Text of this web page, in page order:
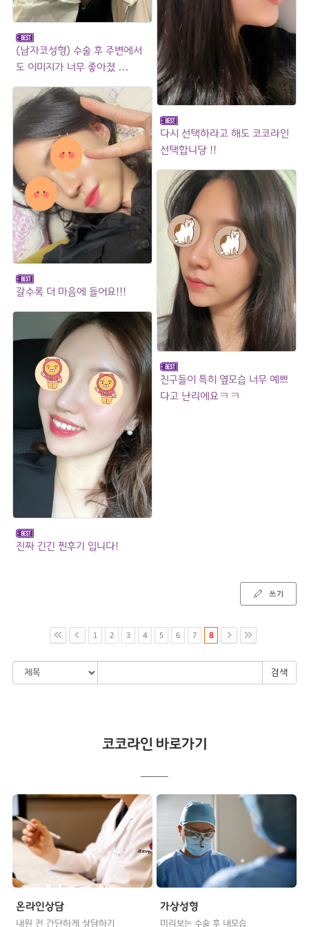
다시 선택하라고 해도 코코라인
선택합니당 !!
(남자코성형) 수술 후 주변에서
도 이미지가 너무 좋아졌 …
갈수록 더 마음에 들어요!!!
친구들이 특히 옆모습 너무 예쁘
다고 난리에요ㅋㅋ
진짜 긴긴 찐후기 입니다!
쓰기
1 2 3 4 5 6 7 8
검색
코코라인 바로가기
온라인상담
내원 전 간단하게 상담하기
가상성형
미리보는 수술 후 내모습